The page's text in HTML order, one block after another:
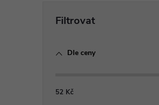
Dle ceny
52 Kč